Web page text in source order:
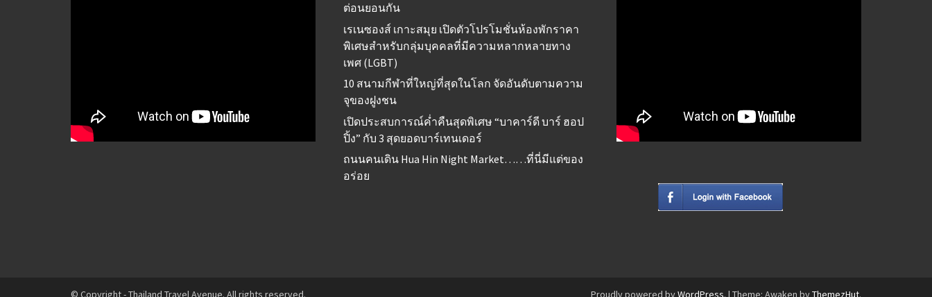
ต่อนยอนกัน
เรเนซองส์ เกาะสมุย เปิดตัวโปรโมชั่นห้องพักราคา
พิเศษสำหรับกลุ่มบุคคลที่มีความหลากหลายทาง
เพศ (LGBT)
10 สนามกีฬาที่ใหญ่ที่สุดในโลก จัดอันดับตามความ
จุของฝูงชน
เปิดประสบการณ์ค่ำคืนสุดพิเศษ “บาคาร์ดี บาร์ ฮอป
ปิ้ง” กับ 3 สุดยอดบาร์เทนเดอร์
ถนนคนเดิน Hua Hin Night Market……ที่นี่มีแต่ของ
อร่อย
© Copyright - Thailand Travel Avenue. All rights reserved. Proudly powered byWordPress. | Theme: Awaken byThemezHut.